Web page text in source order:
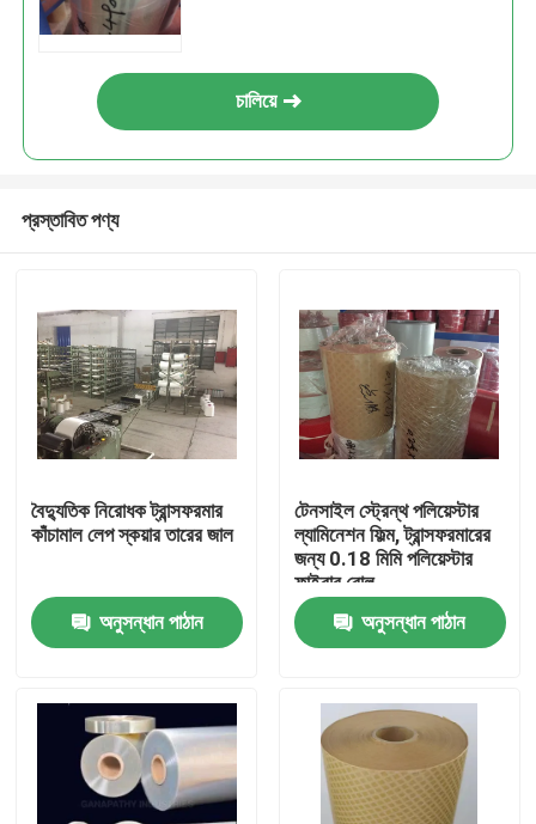
আমাদের সম্পর্কে
চালিয়ে
প্রস্তাবিত পণ্য
বৈদ্যুতিক নিরোধক ট্রান্সফরমার
কাঁচামাল লেপ স্কয়ার তারের জাল
অনুসন্ধান পাঠান
টেনসাইল স্ট্রেন্থ পলিয়েস্টার
ল্যামিনেশন ফিল্ম, ট্রান্সফরমারের
জন্য 0.18 মিমি পলিয়েস্টার
ফাইবার রোল
অনুসন্ধান পাঠান